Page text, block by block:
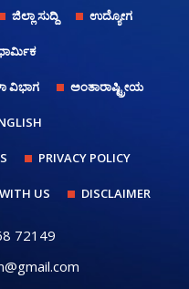
ಜಿಲ್ಲಾ ಸುದ್ದಿ ಉದ್ಯೋಗ
ವಿಭಾಗ ಅಂತಾರಾಷ್ಟ್ರೀಯ
PRIVACY POLICY
US DISCLAIMER
72149